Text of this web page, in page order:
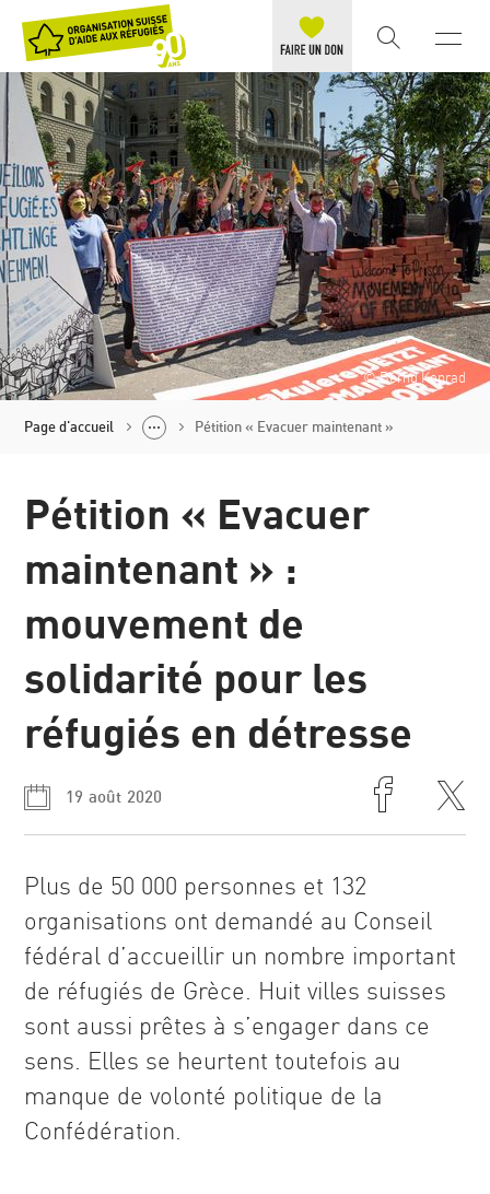
© Bernd Konrad
Page d'accueil Pétition « Evacuer maintenant »
Pétition « Evacuer
maintenant » :
mouvement de
solidarité pour les
réfugiés en détresse
19 août 2020
Plus de 50 000 personnes et 132
organisations ont demandé au Conseil
fédéral d’accueillir un nombre important
de réfugiés de Grèce. Huit villes suisses
sont aussi prêtes à s’engager dans ce
sens. Elles se heurtent toutefois au
manque de volonté politique de la
Confédération.